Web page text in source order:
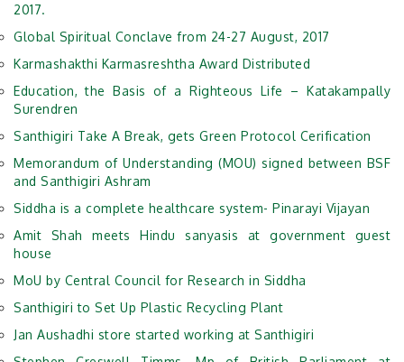
2017.
Global Spiritual Conclave from 24-27 August, 2017
Karmashakthi Karmasreshtha Award Distributed
Education, the Basis of a Righteous Life – Katakampally
Surendren
Santhigiri Take A Break, gets Green Protocol Cerification
Memorandum of Understanding (MOU) signed between BSF
and Santhigiri Ashram
Siddha is a complete healthcare system- Pinarayi Vijayan
Amit Shah meets Hindu sanyasis at government guest
house
MoU by Central Council for Research in Siddha
Santhigiri to Set Up Plastic Recycling Plant
Jan Aushadhi store started working at Santhigiri